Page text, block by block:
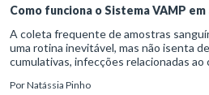
Como funciona o Sistema VAMP
A coleta frequente de amostras
uma rotina inevitável, mas não isenta
cumulativas, infecções relacionadas
PorNatássia Pinho